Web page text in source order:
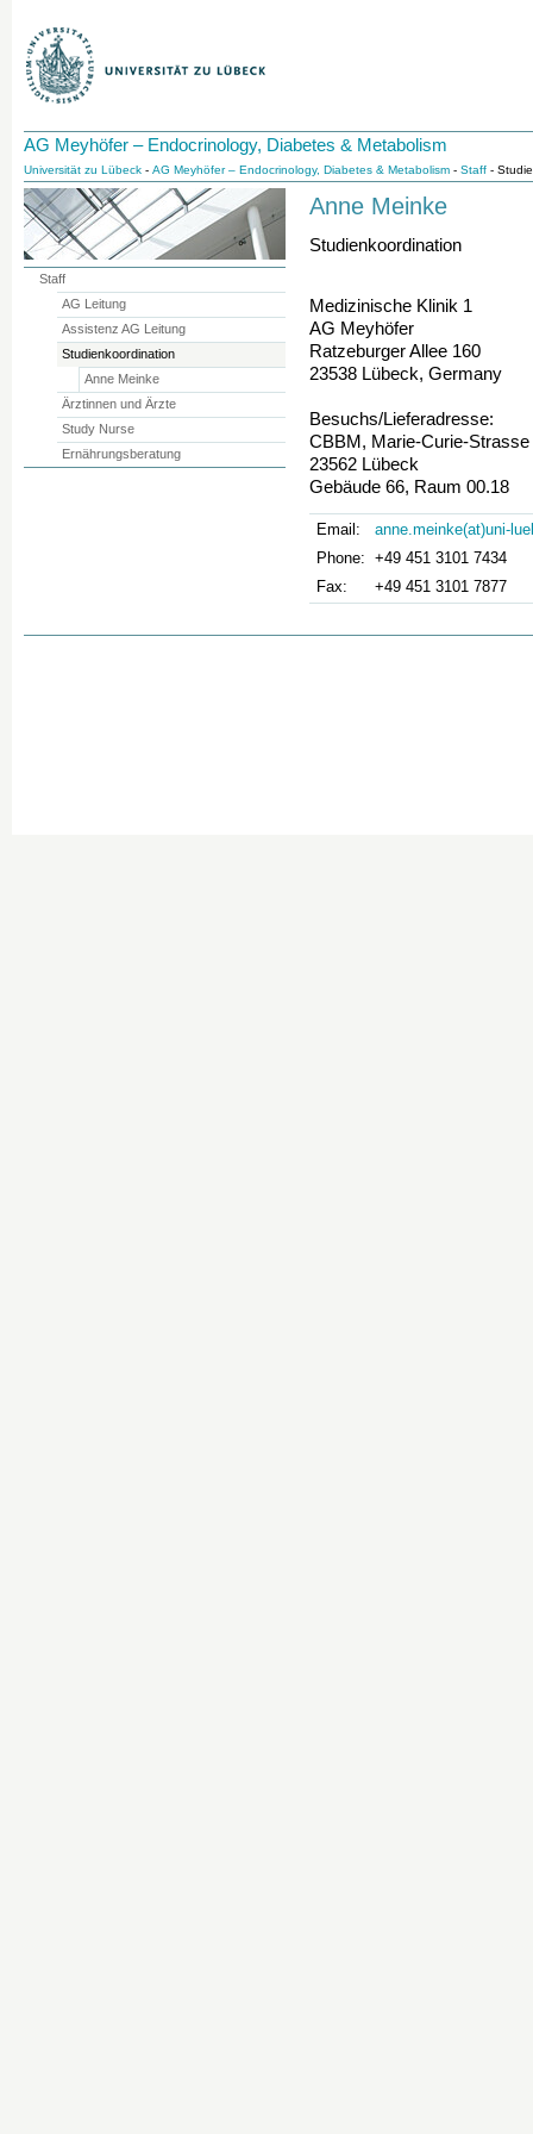
AG Meyhöfer – Endocrinology, Diabetes & Metabolism
Universität zu Lübeck - AG Meyhöfer – Endocrinology, Diabetes & Metabolism - Staff -
Anne Meinke
Studienkoordination
Medizinische Klinik 1
AG Meyhöfer
Ratzeburger Allee 160
23538 Lübeck, Germany
Besuchs/Lieferadresse:
CBBM, Marie-Curie-Strasse
23562 Lübeck
Gebäude 66, Raum 00.18
Email:
anne.meinke(at)uni-
Phone: +49 451 3101 7434
Fax:
+49 451 3101 7877
Staff
AG Leitung
Assistenz AG Leitung
Studienkoordination
Anne Meinke
Ärztinnen und Ärzte
Study Nurse
Ernährungsberatung